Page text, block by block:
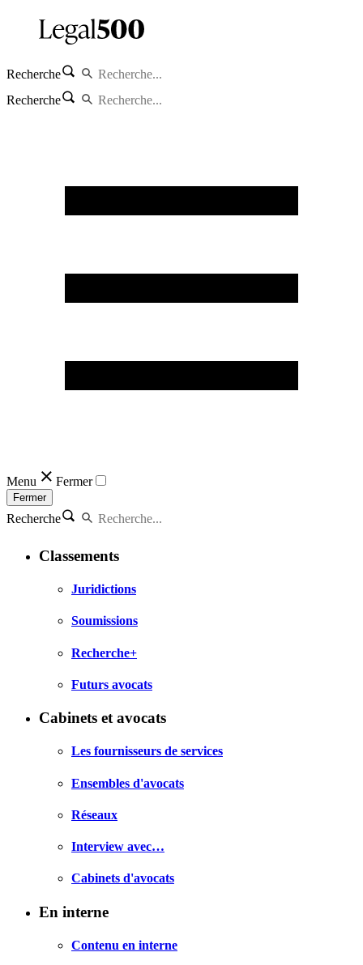
Recherche
Recherche
Menu Fermer
Fermer
Recherche
Classements
Juridictions
Soumissions
Recherche+
Futurs avocats
Cabinets et avocats
Les fournisseurs de services
Ensembles d'avocats
Réseaux
Interview avec…
Cabinets d'avocats
En interne
Contenu en interne